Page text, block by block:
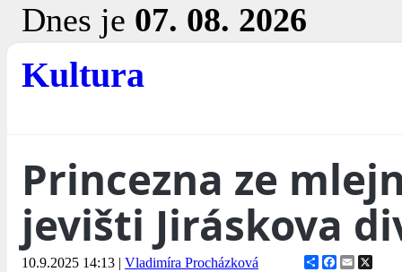
Dnes je 07. 08. 2026
Kultura
Princezna ze
jevišti Jiráskova
10.9.2025 14:13 | Vladimíra Procházková ShareFacebook
Email